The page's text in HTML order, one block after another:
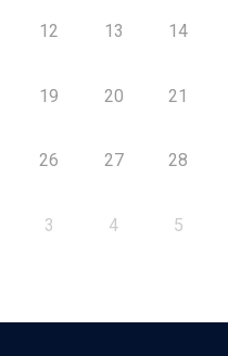
12 13 14
19 20 21
26 27 28
3 4 5